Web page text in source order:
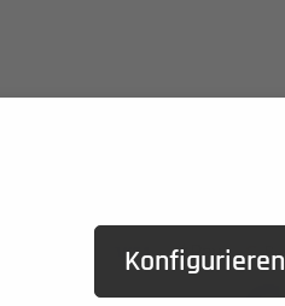
Konfigurieren